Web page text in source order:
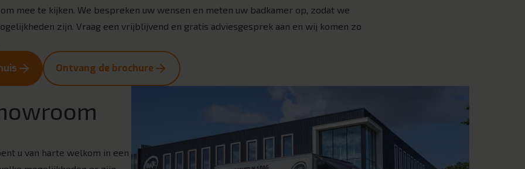
mee te kijken. We bespreken uw wensen en meten uw badkamer op, zodat we
zijn. Vraag een vrijblijvend en gratis adviesgesprek aan en wij komen zo
Ontvang de brochure
u van harte welkom in een